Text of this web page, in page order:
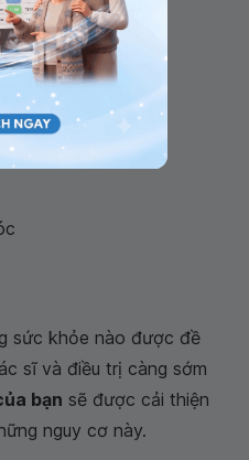
sức khỏe nào được đề
sĩ và điều trị càng sớm
bạn sẽ được cải thiện
nguy cơ này.